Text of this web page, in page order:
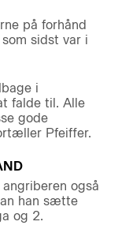
på forhånd
sidst var i
i
falde til. Alle
gode
Pfeiffer.
også
han sætte
og 2.